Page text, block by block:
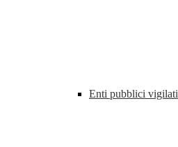
Enti pubblici vigilati